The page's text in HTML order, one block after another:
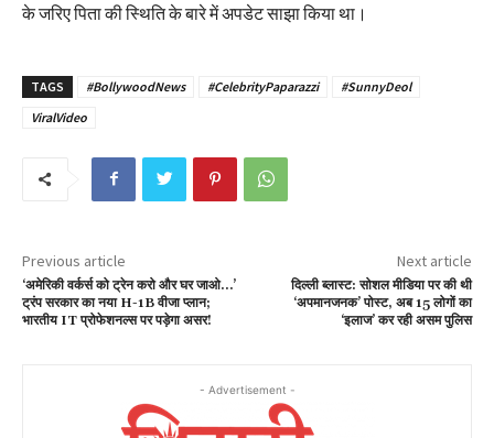
के जरिए पिता की स्थिति के बारे में अपडेट साझा किया था।
TAGS #BollywoodNews #CelebrityPaparazzi
#SunnyDeol
ViralVideo
Previous article
‘अमेरिकी वर्कर्स को ट्रेन करो और घर जाओ…’
ट्रंप सरकार का नया H-1B वीजा प्लान;
भारतीय IT प्रोफेशनल्स पर पड़ेगा असर!
Next article
दिल्ली ब्लास्ट: सोशल मीडिया पर की थी
‘अपमानजनक’ पोस्ट, अब 15 लोगों का
‘इलाज’ कर रही असम पुलिस
- Advertisement -